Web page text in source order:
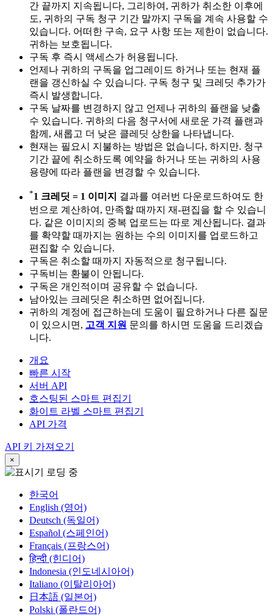
간 끝까지 지속됩니다, 그리하여, 귀하가 취소한 이후에
도, 귀하의 구독 청구 기간 말까지 구독을 계속 사용할 수
있습니다. 어떠한 구속, 요구 사항 또는 제한이 없습니다.
귀하는 보호됩니다.
구독 후 즉시 액세스가 허용됩니다.
언제나 귀하의 구독을 업그레이드 하거나 또는 현재 플
랜을 갱신하실 수 있습니다. 구독 청구 및 크레딧 추가가
즉시 발생합니다.
구독 날짜를 변경하지 않고 언제나 귀하의 플랜을 낮출
수 있습니다. 귀하의 다음 청구서에 새로운 가격 플랜과
함께, 새롭고 더 낮은 클레딧 상한을 나타냅니다.
현재는 필요시 지불하는 방법은 없습니다, 하지만. 청구
기간 끝에 취소하도록 예약을 하거나 또는 귀하의 사용
용량에 따라 플랜을 변경할 수 있습니다.
*1 크레딧 = 1 이미지 결과를 여러번 다운로드하여도 한
번으로 계산하여, 만족할 때까지 재-편집을 할 수 있습니
다. 같은 이미지의 중복 업로드는 따로 계산됩니다. 결과
를 확약할 때까지는 원하는 수의 이미지를 업로드하고
편집할 수 있습니다.
구독은 취소할 때까지 자동적으로 청구됩니다.
구독비는 환불이 안됩니다.
구독은 개인적이며 공유할 수 없습니다.
남아있는 크레딧은 취소하면 없어집니다.
귀하의 계정에 접근하는데 도움이 필요하거나 다른 질문
이 있으시면, 고객 지원 문의를 하시면 도움을 드리겠습
니다.
개요
빠른 시작
서버 API
호스팅된 스마트 편집기
화이트 라벨 스마트 편집기
API 가격
API 키 가져오기
×
한국어
English (영어)
Deutsch (독일어)
Español (스페인어)
Français (프랑스어)
हिन्दी (힌디어)
Indonesia (인도네시아어)
Italiano (이탈리아어)
日本語 (일본어)
Polski (폴란드어)